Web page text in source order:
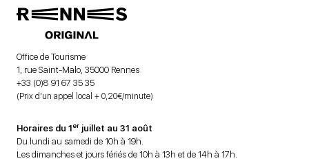
Office de Tourisme
1, rue Saint-Malo, 35000 Rennes
+33 (0)8 91 67 35 35
(Prix d’un appel local + 0,20€/minute)
Horaires du 1er juillet au 31 août
Du lundi au samedi de 10h à 19h.
Les dimanches et jours fériés de 10h à 13h et de 14h à 17h.